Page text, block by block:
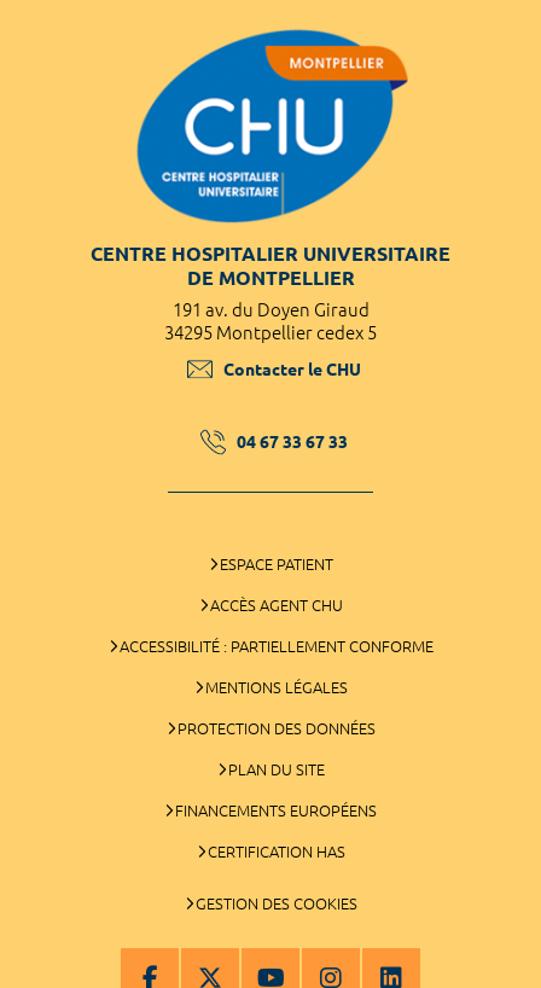
CENTRE HOSPITALIER UNIVERSITAIRE
DE MONTPELLIER
191 av. du Doyen Giraud
34295 Montpellier cedex 5
Contacter le CHU
04 67 33 67 33
ESPACE PATIENT
ACCÈS AGENT CHU
ACCESSIBILITÉ : PARTIELLEMENT CONFORME
MENTIONS LÉGALES
PROTECTION DES DONNÉES
PLAN DU SITE
FINANCEMENTS EUROPÉENS
CERTIFICATION HAS
GESTION DES COOKIES